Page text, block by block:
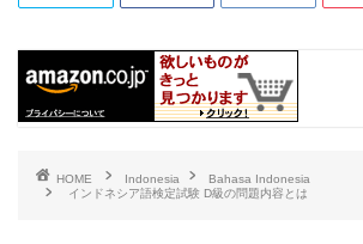
HOME Indonesia
Bahasa Indonesia
インドネシア語検定試験 D級の問題内容とは